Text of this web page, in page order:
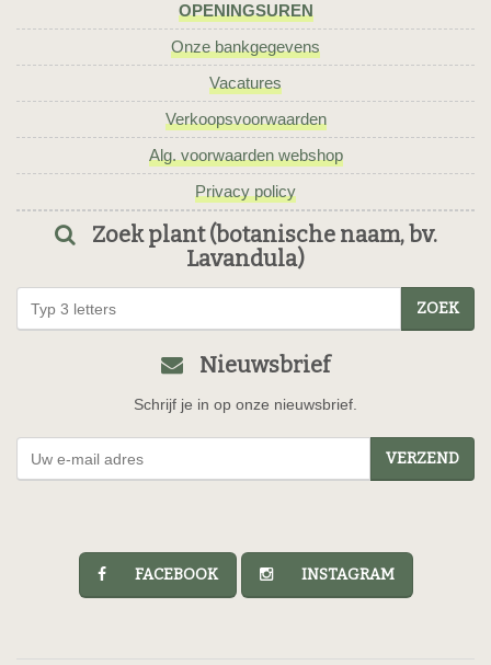
OPENINGSUREN
Onze bankgegevens
Vacatures
Verkoopsvoorwaarden
Alg. voorwaarden webshop
Privacy policy
Zoek plant (botanische naam, bv.
Lavandula)
ZOEK
Nieuwsbrief
Schrijf je in op onze nieuwsbrief.
VERZEND
FACEBOOK INSTAGRAM